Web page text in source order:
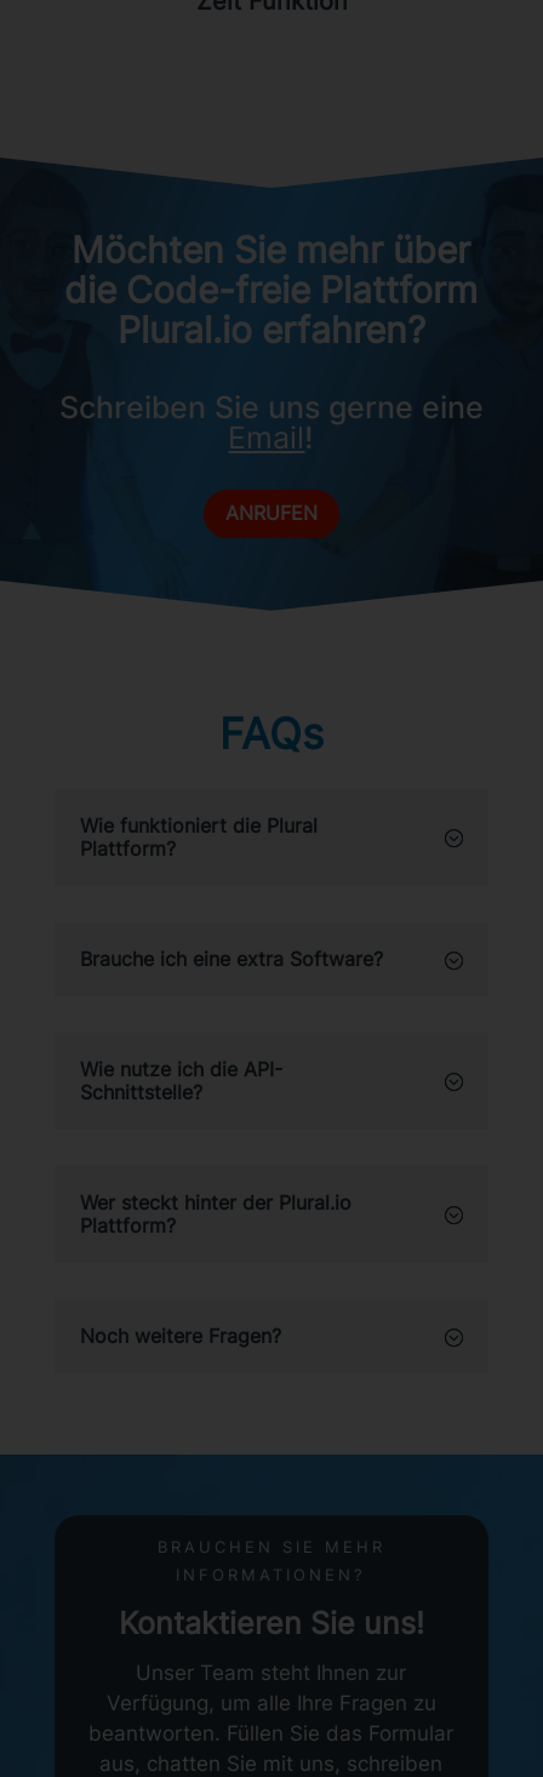
Möchten Sie mehr über
die Code-freie Plattform
Plural.io erfahren?
Schreiben Sie uns gerne eine
Email!
ANRUFEN
FAQs
Wie funktioniert die Plural
Plattform?
Brauche ich eine extra Software?
Wie nutze ich die API-
Schnittstelle?
Wer steckt hinter der Plural.io
Plattform?
Noch weitere Fragen?
BRAUCHEN SIE MEHR
INFORMATIONEN?
Kontaktieren Sie uns!
Unser Team steht Ihnen zur
Verfügung, um alle Ihre Fragen zu
beantworten. Füllen Sie das Formular
aus, chatten Sie mit uns, schreiben